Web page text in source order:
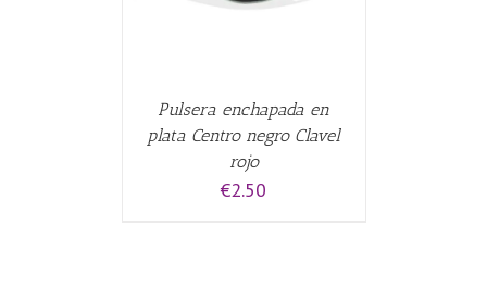
Pulsera enchapada en
plata Centro negro Clavel
rojo
€2.50